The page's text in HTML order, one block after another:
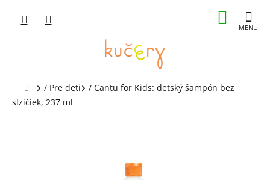
obsah
KOŠÍK
Domov
/ Pre deti / Cantu for Kids: detský šampón bez
slzičiek, 237 ml